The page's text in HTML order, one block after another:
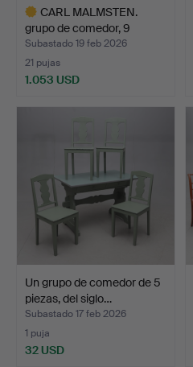
CARL MALMSTEN.
grupo de comedor, 9
piezas,…
Subastado 19 feb 2026
21 pujas
1.053 USD
Un grupo de comedor de 5
piezas, del siglo…
Subastado 17 feb 2026
1 puja
32 USD